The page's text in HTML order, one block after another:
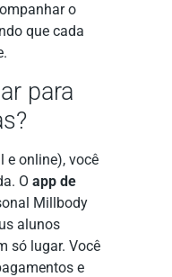
o
que cada
para
e online), você
O app de
Millbody
alunos
só lugar. Você
e